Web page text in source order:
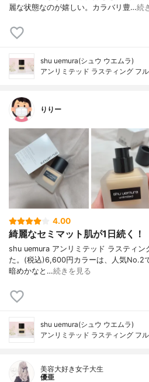
麗な状態なのが嬉しい。カラバリ豊…続
shu uemura(シュウ ウエムラ)
アンリミテッド ラスティング フ
りりー
4.00
綺麗なセミマット肌が1日続く！
shu uemura アンリミテッド ラスティン
た。(税込)6,600円カラーは、人気No.2
暗めかなと…続きを見る
shu uemura(シュウ ウエムラ)
アンリミテッド ラスティング フ
美容大好き女子大生
優亜